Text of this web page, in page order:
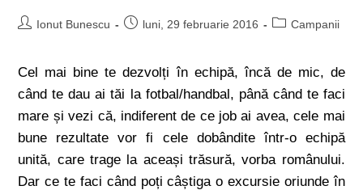
Ionut Bunescu luni, 29 februarie 2016 Campanii
Cel mai bine te dezvolți în echipă, încă de mic, de
când te dau ai tăi la fotbal/handbal, până când te faci
mare și vezi că, indiferent de ce job ai avea, cele mai
bune rezultate vor fi cele dobândite într-o echipă
unită, care trage la aceași trăsură, vorba românului.
Dar ce te faci când poți câștiga o excursie oriunde în